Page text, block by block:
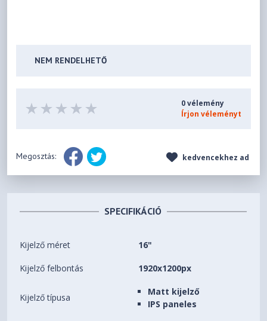
NEM RENDELHETŐ
0 vélemény
Írjon véleményt
Megosztás: kedvencekhez ad
SPECIFIKÁCIÓ
Kijelző méret 16"
Kijelző felbontás 1920x1200px
Kijelző típusa
Matt kijelző
IPS paneles